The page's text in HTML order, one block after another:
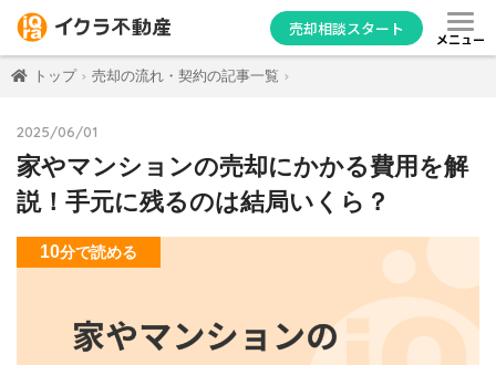
売却相談スタート
メニュー
トップ 売却の流れ・契約の記事一覧
2025/06/01
家やマンションの売却にかかる費用を解
説！手元に残るのは結局いくら？
10分で読める